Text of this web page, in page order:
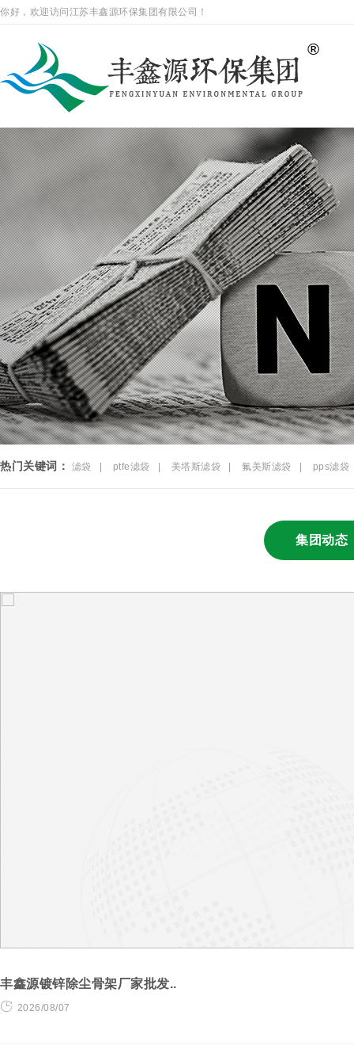
你好，欢迎访问江苏丰鑫源环保集团有限公司！
热门关键词： 滤袋 ptfe滤袋 美塔斯滤袋 氟美斯滤袋 pps滤袋
集团动态
丰鑫源镀锌除尘骨架厂家批发..
2026/08/07